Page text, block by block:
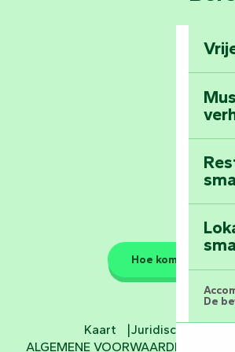
Al
De
Hoe kom ik daar?
Kaart
Juridische
ALGEMENE VOORWAARDEN